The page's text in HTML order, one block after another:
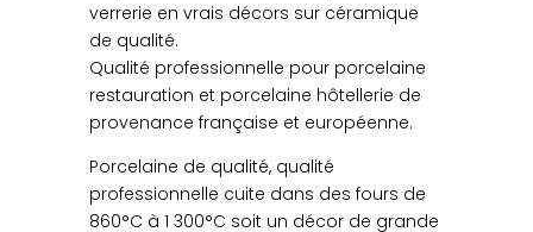
verrerie en vrais décors sur céramique
de qualité.
Qualité professionnelle pour porcelaine
restauration et porcelaine hôtellerie de
provenance française et européenne.
Porcelaine de qualité, qualité
professionnelle cuite dans des fours de
860°C à 1 300°C soit un décor de grande